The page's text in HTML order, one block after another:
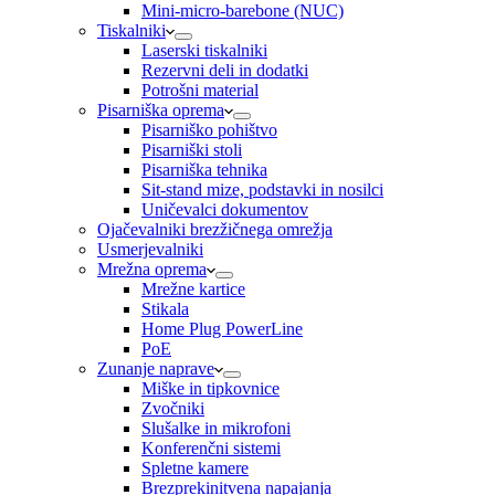
Mini-micro-barebone (NUC)
Tiskalniki
Laserski tiskalniki
Rezervni deli in dodatki
Potrošni material
Pisarniška oprema
Pisarniško pohištvo
Pisarniški stoli
Pisarniška tehnika
Sit-stand mize, podstavki in nosilci
Uničevalci dokumentov
Ojačevalniki brezžičnega omrežja
Usmerjevalniki
Mrežna oprema
Mrežne kartice
Stikala
Home Plug PowerLine
PoE
Zunanje naprave
Miške in tipkovnice
Zvočniki
Slušalke in mikrofoni
Konferenčni sistemi
Spletne kamere
Brezprekinitvena napajanja